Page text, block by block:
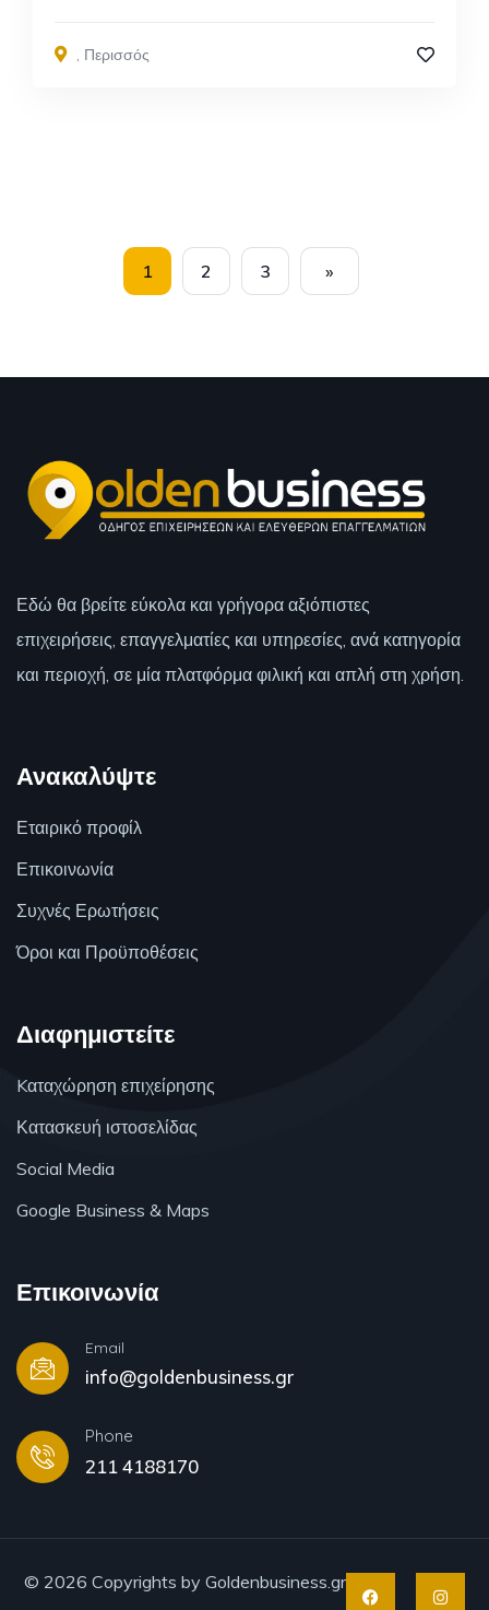
, Περισσός
1 2 3 »
Εδώ θα βρείτε εύκολα και γρήγορα αξιόπιστες
επιχειρήσεις, επαγγελματίες και υπηρεσίες, ανά κατηγορία
και περιοχή, σε μία πλατφόρμα φιλική και απλή στη χρήση.
Ανακαλύψτε
Εταιρικό προφίλ
Επικοινωνία
Συχνές Ερωτήσεις
Όροι και Προϋποθέσεις
Διαφημιστείτε
Kαταχώρηση επιχείρησης
Κατασκευή ιστοσελίδας
Social Media
Google Business & Maps
Επικοινωνία
Email
info@goldenbusiness.gr
Phone
211 4188170
© 2026 Copyrights by Goldenbusiness.gr